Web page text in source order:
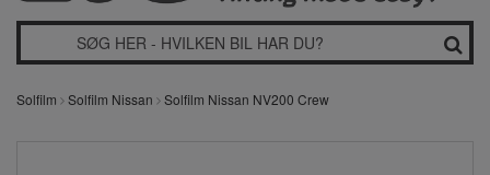
Solfilm Solfilm Nissan Solfilm Nissan NV200 Crew